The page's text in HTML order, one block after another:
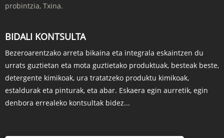
probintzia, Txina.
BIDALI KONTSULTA
Bezeroarentzako arreta bikaina eta integrala eskaintzen du
urrats guztietan eta mota guztietako produktuak, besteak beste,
detergente kimikoak, ura tratatzeko produktu kimikoak,
estaldurak eta pinturak, eta abar. Eskaera egin aurretik, egin
denbora errealeko kontsultak bidez...